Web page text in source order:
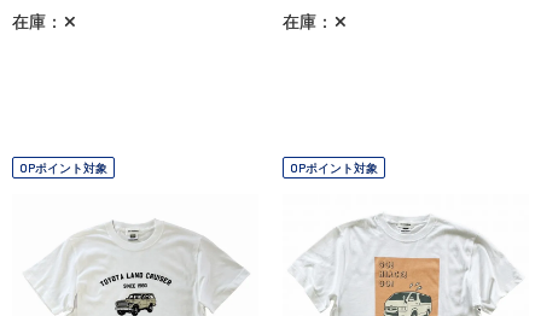
在庫：✕ 在庫：✕
OPポイント対象 OPポイント対象